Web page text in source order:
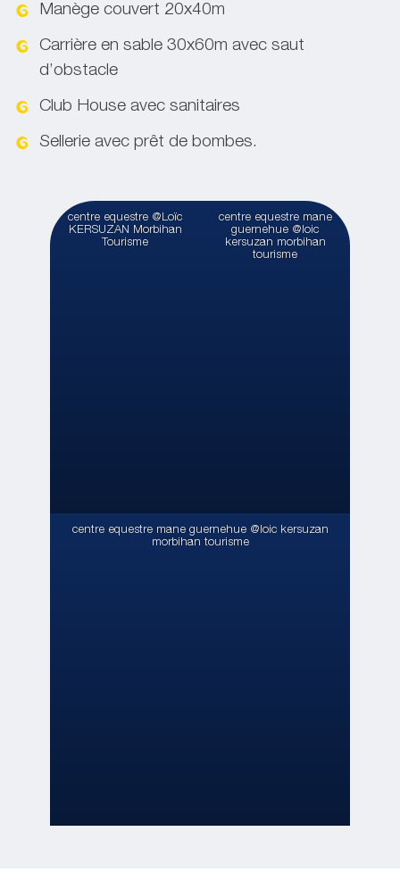
Manège couvert 20x40m
Carrière en sable 30x60m avec saut
d’obstacle
Club House avec sanitaires
Sellerie avec prêt de bombes.
centre equestre @Loïc
KERSUZAN Morbihan
Tourisme
centre equestre mane
guernehue @loic
kersuzan morbihan
tourisme
centre equestre mane guernehue @loic kersuzan
morbihan tourisme